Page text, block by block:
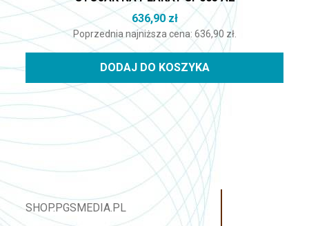
636,90 zł
Poprzednia najniższa cena: 636,90 zł.
DODAJ DO KOSZYKA
SHOP.PGSMEDIA.PL